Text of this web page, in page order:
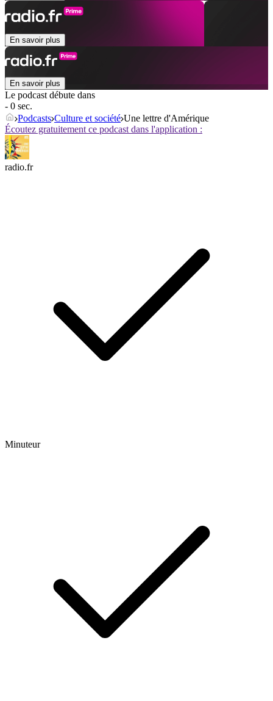
En savoir plus
En savoir plus
Le podcast débute dans
- 0 sec.
Podcasts Culture et société Une lettre d'Amérique
Écoutez gratuitement ce podcast dans l'application :
radio.fr
Minuteur